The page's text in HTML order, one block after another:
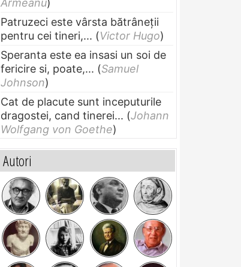
Patruzeci este vârsta bătrâneții
pentru cei tineri,... (Victor Hugo)
Speranta este ea insasi un soi de
fericire si, poate,... (Samuel
Johnson)
Cat de placute sunt inceputurile
dragostei, cand tinerei... (Johann
Wolfgang von Goethe)
Autori